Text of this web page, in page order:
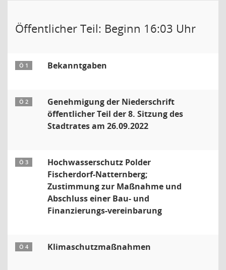
Öffentlicher Teil: Beginn 16:03 Uhr
Ö 1 Bekanntgaben
Ö 2
Genehmigung der Niederschrift
öffentlicher Teil der 8. Sitzung des
Stadtrates am 26.09.2022
Ö 3
Hochwasserschutz Polder
Fischerdorf-Natternberg;
Zustimmung zur Maßnahme und
Abschluss einer Bau- und
Finanzierungs-vereinbarung
Ö 4 Klimaschutzmaßnahmen